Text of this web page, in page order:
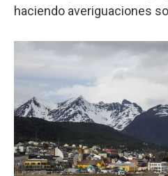
haciendo averiguaciones